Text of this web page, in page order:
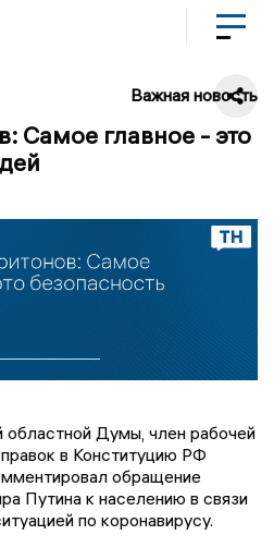
Важная новость
Самое главное - это
Думы, член рабочей
в Конституцию РФ
обращение
Путина к населению в связи
по коронавирусу.